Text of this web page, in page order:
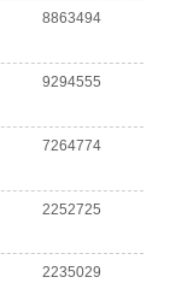
8863494
9294555
7264774
2252725
2235029